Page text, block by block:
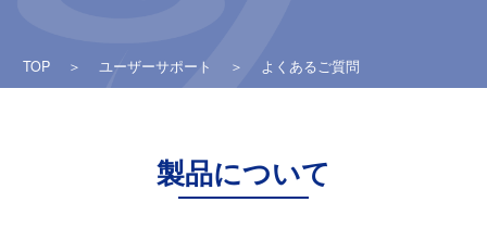
TOP＞ ユーザーサポート ＞ よくあるご質問
製品について